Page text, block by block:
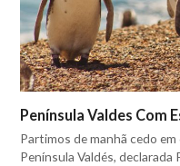
Península Valdes Com
Partimos de manhã cedo
Península Valdés,